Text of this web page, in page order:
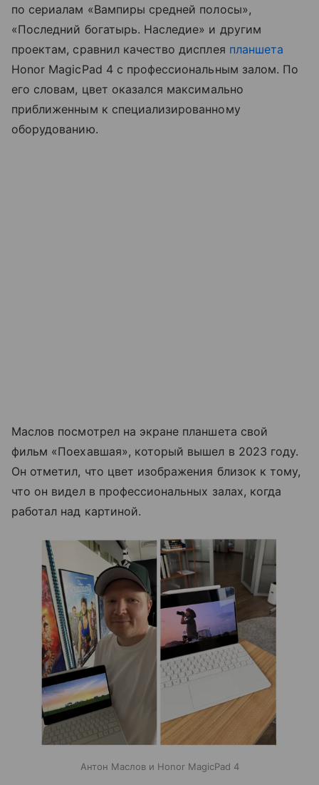
по сериалам «Вампиры средней полосы»,
«Последний богатырь. Наследие» и другим
проектам, сравнил качество дисплея планшета
Honor MagicPad 4 с профессиональным залом. По
его словам, цвет оказался максимально
приближенным к специализированному
оборудованию.
Маслов посмотрел на экране планшета свой
фильм «Поехавшая», который вышел в 2023 году.
Он отметил, что цвет изображения близок к тому,
что он видел в профессиональных залах, когда
работал над картиной.
Антон Маслов и Honor MagicPad 4